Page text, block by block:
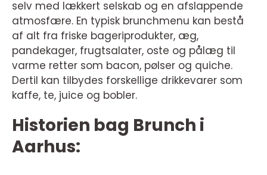
selv med lækkert selskab og en afslappende
atmosfære. En typisk brunchmenu kan bestå
af alt fra friske bageriprodukter, æg,
pandekager, frugtsalater, oste og pålæg til
varme retter som bacon, pølser og quiche.
Dertil kan tilbydes forskellige drikkevarer som
kaffe, te, juice og bobler.
Historien bag Brunch i
Aarhus: